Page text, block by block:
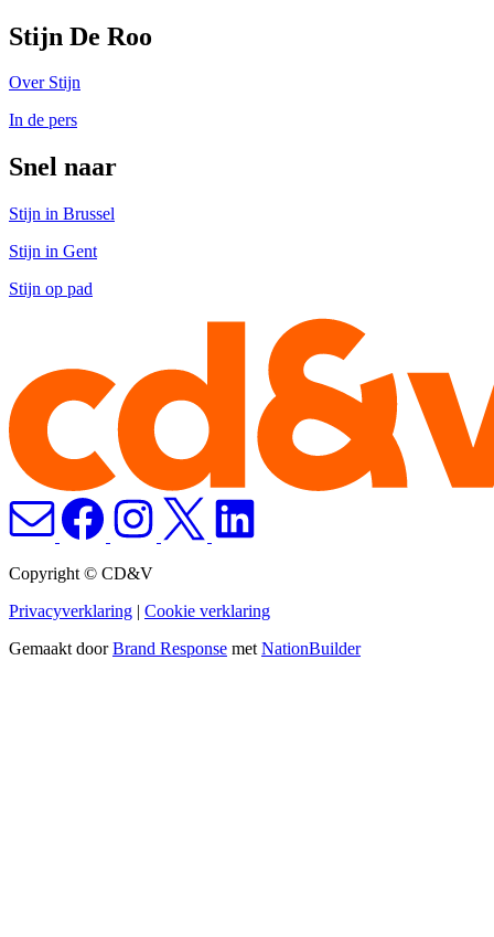
Stijn De Roo
Over Stijn
In de pers
Snel naar
Stijn in Brussel
Stijn in Gent
Stijn op pad
Copyright © CD&V
Privacyverklaring | Cookie verklaring
Gemaakt doorBrand Response met NationBuilder